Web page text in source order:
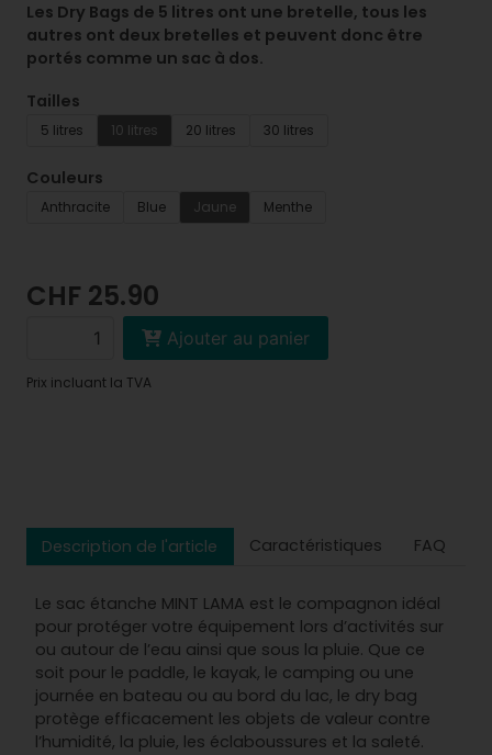
Les Dry Bags de 5 litres ont une bretelle, tous les
autres ont deux bretelles et peuvent donc être
portés comme un sac à dos.
Tailles
5 litres 10 litres 20 litres 30 litres
Couleurs
Anthracite Blue Jaune Menthe
CHF 25.90
Ajouter au panier
Prix incluant la TVA
Description de l'article Caractéristiques FAQ
Le sac étanche MINT LAMA est le compagnon idéal
pour protéger votre équipement lors d’activités sur
ou autour de l’eau ainsi que sous la pluie. Que ce
soit pour le paddle, le kayak, le camping ou une
journée en bateau ou au bord du lac, le dry bag
protège efficacement les objets de valeur contre
l’humidité, la pluie, les éclaboussures et la saleté.